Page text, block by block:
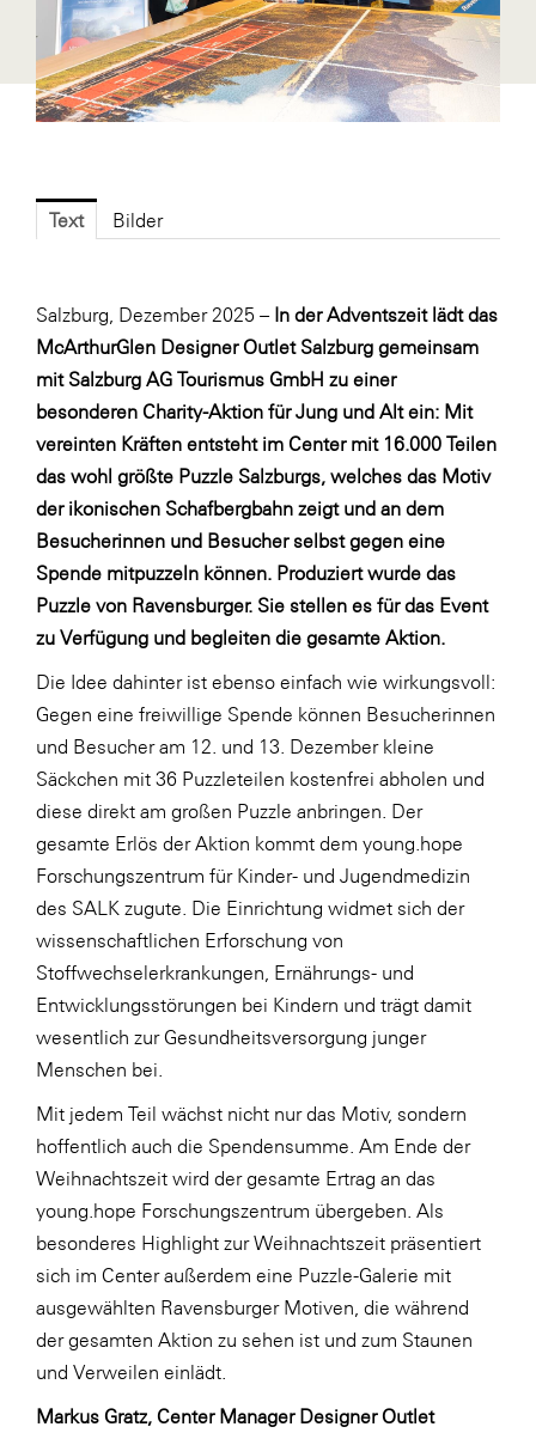
foodaffairs
Fressnapf
FRoSTA
Gas Connect Austria
Getzner Werkstoffe
Heimat Österreich
Johnson & Johnson
JELD-WEN DANA
LAT Nitrogen
Libro
Lidl Österreich
Die Menü-Manufaktur
MTH Retail Group
OMV
OptimaMed
PAGRO
PHH Rechtsanwält:innen
Primark
Salesforce
sebamed
SeneCura
SERVICE&MORE
SKINUANCE®
Somfy
Sony DADC
SPIEGLTEC
STIHL Tirol
Trend Micro
Text Bilder
Salzburg, Dezember 2025 – In der Adventszeit lädt das
McArthurGlen Designer Outlet Salzburg gemeinsam
mit Salzburg AG Tourismus GmbH zu einer
besonderen Charity-Aktion für Jung und Alt ein: Mit
vereinten Kräften entsteht im Center mit 16.000 Teilen
das wohl größte Puzzle Salzburgs, welches das Motiv
der ikonischen Schafbergbahn zeigt und an dem
Besucherinnen und Besucher selbst gegen eine
Spende mitpuzzeln können. Produziert wurde das
Puzzle von Ravensburger. Sie stellen es für das Event
zu Verfügung und begleiten die gesamte Aktion.
Die Idee dahinter ist ebenso einfach wie wirkungsvoll:
Gegen eine freiwillige Spende können Besucherinnen
und Besucher am 12. und 13. Dezember kleine
Säckchen mit 36 Puzzleteilen kostenfrei abholen und
diese direkt am großen Puzzle anbringen. Der
gesamte Erlös der Aktion kommt dem young.hope
Forschungszentrum für Kinder- und Jugendmedizin
des SALK zugute. Die Einrichtung widmet sich der
wissenschaftlichen Erforschung von
Stoffwechselerkrankungen, Ernährungs- und
Entwicklungsstörungen bei Kindern und trägt damit
wesentlich zur Gesundheitsversorgung junger
Menschen bei.
Mit jedem Teil wächst nicht nur das Motiv, sondern
hoffentlich auch die Spendensumme. Am Ende der
Weihnachtszeit wird der gesamte Ertrag an das
young.hope Forschungszentrum übergeben. Als
besonderes Highlight zur Weihnachtszeit präsentiert
sich im Center außerdem eine Puzzle-Galerie mit
ausgewählten Ravensburger Motiven, die während
der gesamten Aktion zu sehen ist und zum Staunen
und Verweilen einlädt.
Markus Gratz, Center Manager Designer Outlet